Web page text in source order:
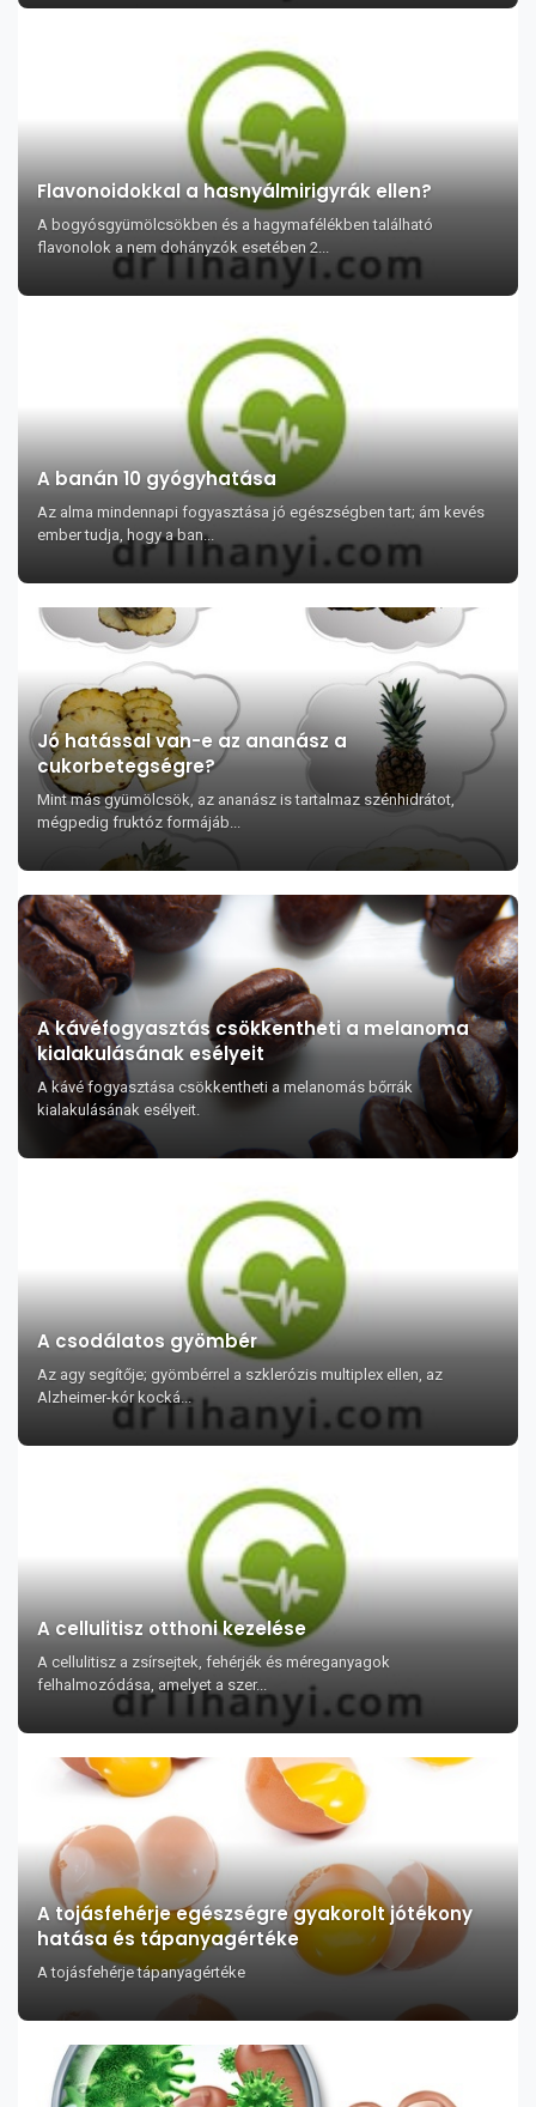
Flavonoidokkal a hasnyálmirigyrák ellen?
A bogyósgyümölcsökben és a hagymafélékben található
flavonolok a nem dohányzók esetében 2...
A banán 10 gyógyhatása
Az alma mindennapi fogyasztása jó egészségben tart; ám kevés
ember tudja, hogy a ban...
Jó hatással van-e az ananász a
cukorbetegségre?
Mint más gyümölcsök, az ananász is tartalmaz szénhidrátot,
mégpedig fruktóz formájáb...
A kávéfogyasztás csökkentheti a melanoma
kialakulásának esélyeit
A kávé fogyasztása csökkentheti a melanomás bőrrák
kialakulásának esélyeit.
A csodálatos gyömbér
Az agy segítője; gyömbérrel a szklerózis multiplex ellen, az
Alzheimer-kór kocká...
A cellulitisz otthoni kezelése
A cellulitisz a zsírsejtek, fehérjék és méreganyagok
felhalmozódása, amelyet a szer...
A tojásfehérje egészségre gyakorolt jótékony
hatása és tápanyagértéke
A tojásfehérje tápanyagértéke